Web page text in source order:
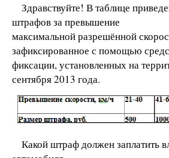
Здравствуйте! В таблице
штрафов за превышение
максимальной разрешённой
зафиксированное с помощью
фиксации, установленных на
сентября 2013 года.
Какой штраф должен заплатить